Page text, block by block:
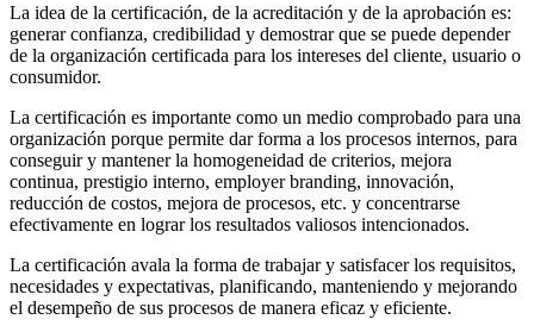
La idea de la certificación, de la acreditación y de la aprobación es:
generar confianza, credibilidad y demostrar que se puede depender
de la organización certificada para los intereses del cliente, usuario o
consumidor.
La certificación es importante como un medio comprobado para una
organización porque permite dar forma a los procesos internos, para
conseguir y mantener la homogeneidad de criterios, mejora
continua, prestigio interno, employer branding, innovación,
reducción de costos, mejora de procesos, etc. y concentrarse
efectivamente en lograr los resultados valiosos intencionados.
La certificación avala la forma de trabajar y satisfacer los requisitos,
necesidades y expectativas, planificando, manteniendo y mejorando
el desempeño de sus procesos de manera eficaz y eficiente.